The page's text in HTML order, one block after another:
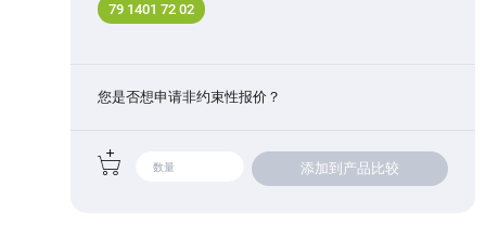
79 1401 72 02
您是否想申请非约束性报价？
添加到产品比较